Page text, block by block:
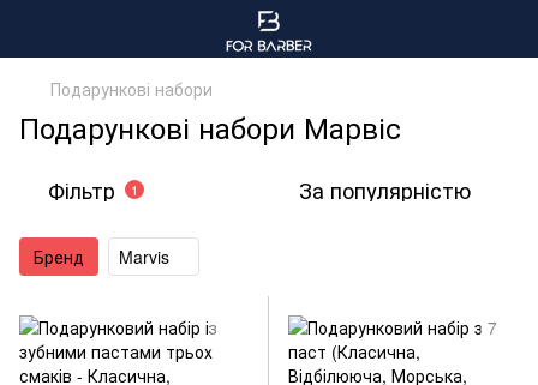
Подарункові набори
Подарункові набори Марвіс
Фільтр 1 За популярністю
Бренд Marvis